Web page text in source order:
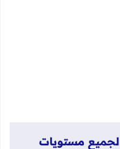
لجميع مستويات